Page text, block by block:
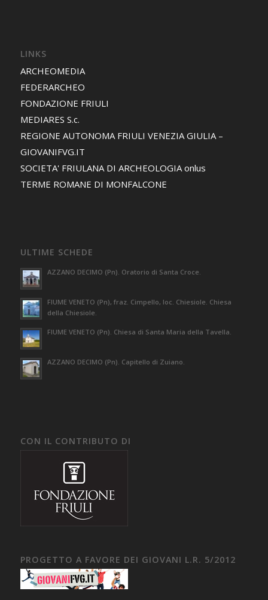
LINKS
ARCHEOMEDIA
FEDERARCHEO
FONDAZIONE FRIULI
MEDIARES S.c.
REGIONE AUTONOMA FRIULI VENEZIA GIULIA –
GIOVANIFVG.IT
SOCIETA' FRIULANA DI ARCHEOLOGIA onlus
TERME ROMANE DI MONFALCONE
ULTIME SCHEDE
AZZANO DECIMO (Pn). Oratorio di Santa Croce.
FIUME VENETO (Pn), fraz. Cimpello, loc. Chiesiole. Chiesa
della Chiesiole.
FIUME VENETO (Pn). Chiesa di Santa Maria della Tavella.
AZZANO DECIMO (Pn). Capitello di Zuiano.
CON IL CONTRIBUTO DI
PROGETTO A FAVORE DEI GIOVANI L.R. 5/2012